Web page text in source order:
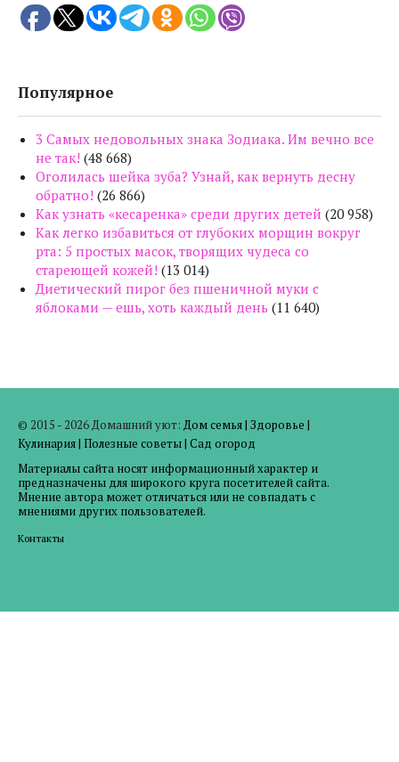
Популярное
3 Самых недовольных знака Зодиака. Им вечно все
не так! (48 668)
Оголилась шейка зуба? Узнай, как вернуть десну
обратно! (26 866)
Как узнать «кесаренка» среди других детей (20 958)
Как легко избавиться от глубоких морщин вокруг
рта: 5 простых масок, творящих чудеса со
стареющей кожей! (13 014)
Диетический пирог без пшеничной муки с
яблоками — ешь, хоть каждый день (11 640)
© 2015 - 2026 Домашний уют: Дом семья| Здоровье |
Кулинария| Полезные советы| Сад огород
Материалы сайта носят информационный характер и
предназначены для широкого круга посетителей сайта.
Мнение автора может отличаться или не совпадать с
мнениями других пользователей.
Контакты